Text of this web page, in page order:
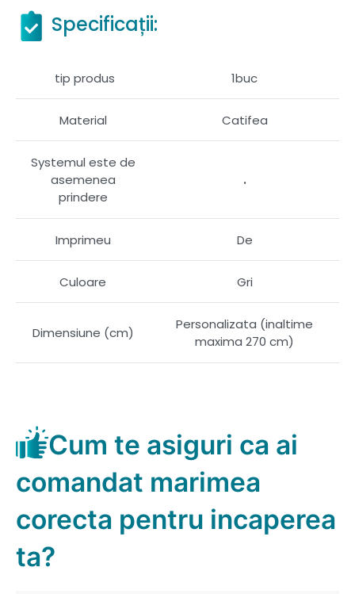
Specificații:
tip produs 1buc
Material Catifea
Systemul este de
asemenea
prindere
.
Imprimeu De
Culoare Gri
Dimensiune (cm)
Personalizata (inaltime
maxima 270 cm)
Cum te asiguri ca ai
comandat marimea
corecta pentru incaperea
ta?